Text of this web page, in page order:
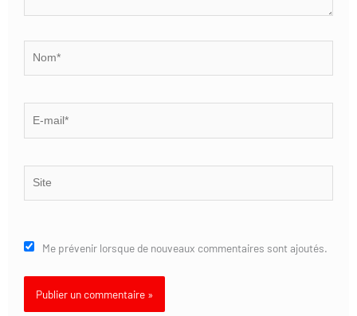
mail*
Me prévenir lorsque de nouveaux commentaires sont ajoutés.